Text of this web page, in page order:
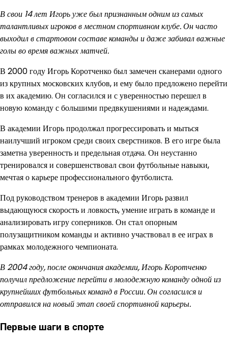
В свои 14 лет Игорь уже был признанным одним из самых
талантливых игроков в местном спортивном клубе. Он часто
выходил в стартовом составе команды и даже забивал важные
голы во время важных матчей.
В 2000 году Игорь Коротченко был замечен сканерами одного
из крупных московских клубов, и ему было предложено перейти
в их академию. Он согласился и с уверенностью перешел в
новую команду с большими предвкушениями и надеждами.
В академии Игорь продолжал прогрессировать и мыться
наилучший игроком среди своих сверстников. В его игре была
заметна уверенность и предельная отдача. Он неустанно
тренировался и совершенствовал свои футбольные навыки,
мечтая о карьере профессионального футболиста.
Под руководством тренеров в академии Игорь развил
выдающуюся скорость и ловкость, умение играть в команде и
анализировать игру соперников. Он стал опорным
полузащитником команды и активно участвовал в ее играх в
рамках молодежного чемпионата.
В 2004 году, после окончания академии, Игорь Коротченко
получил предложение перейти в молодежную команду одной из
крупнейших футбольных команд в России. Он согласился и
отправился на новый этап своей спортивной карьеры.
Первые шаги в спорте